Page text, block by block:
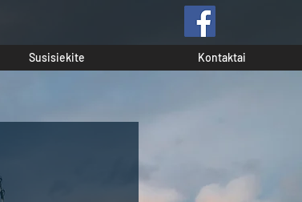
Susisiekite Kontaktai